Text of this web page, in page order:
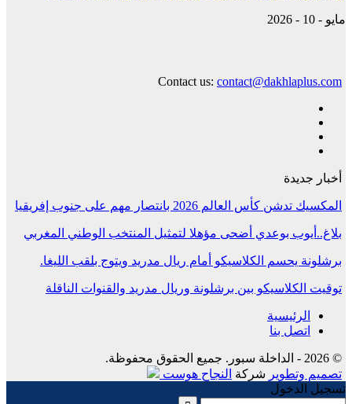
مايو - 10 - 2026
Contact us: contact@dakhlaplus.com
أخبار جديدة
المكسيك تدشن كأس العالم 2026 بانتصار مهم على جنوب إفريقيا
بلاغ..أيوب بوعدي أضحى مؤهلا لتمثيل المنتخب الوطني المغربي
برشلونة يحسم الكلاسيكو أمام ريال مدريد ويتوج بلقب الليغا.
توقيت الكلاسيكو بين برشلونة وريال مدريد والقنوات الناقلة
الرئيسية
اتصل بنا
© 2026 - الداخلة سبور. جميع الحقوق محفوظة.
تصميم وتطوير شركة النجاح هوست
تسجيل الدخول